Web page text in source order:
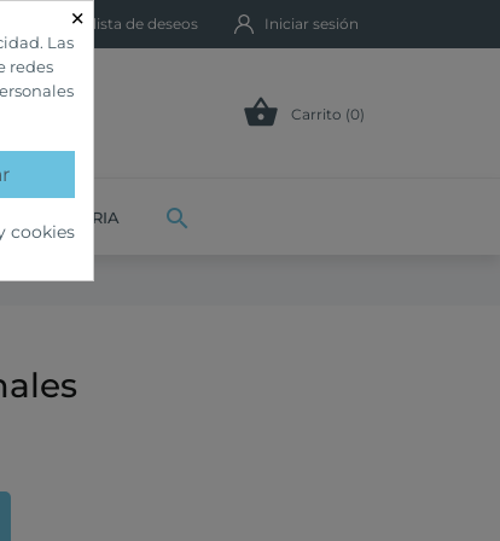
Mi lista de deseos Iniciar sesión
 Carrito (0)
VETERINARIA 
×
Las
redes
cookies